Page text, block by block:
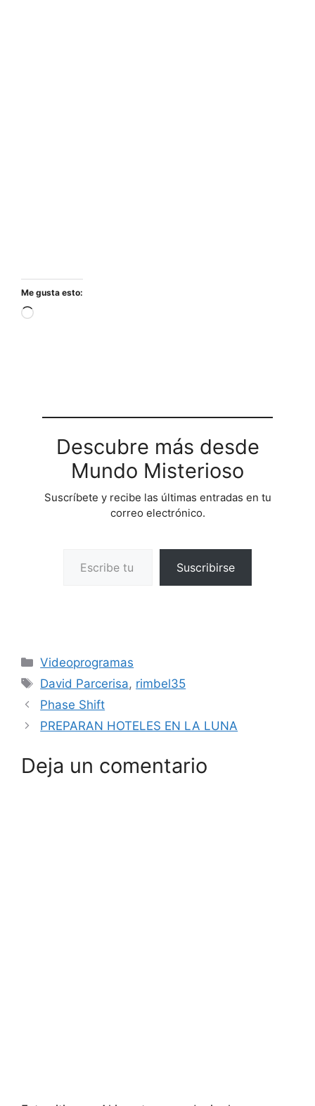
Me gusta esto:
Cargando...
Descubre más desde
Mundo Misterioso
Suscríbete y recibe las últimas entradas en tu
correo electrónico.
Suscribirse
Categorías
Videoprogramas
Etiquetas
David Parcerisa, rimbel35
Phase Shift
PREPARAN HOTELES EN LA LUNA
Deja un comentario